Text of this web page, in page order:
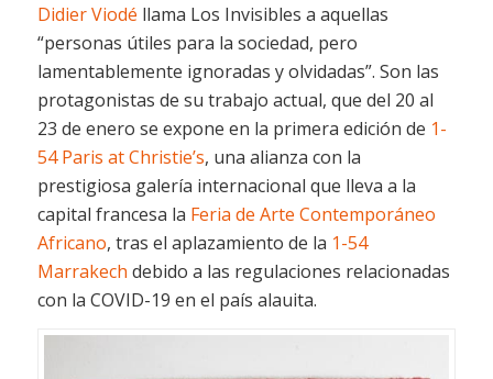
Didier Viodé llama Los Invisibles a aquellas
“personas útiles para la sociedad, pero
lamentablemente ignoradas y olvidadas”. Son las
protagonistas de su trabajo actual, que del 20 al
23 de enero se expone en la primera edición de 1-
54 Paris at Christie’s, una alianza con la
prestigiosa galería internacional que lleva a la
capital francesa la Feria de Arte Contemporáneo
Africano, tras el aplazamiento de la 1-54
Marrakech debido a las regulaciones relacionadas
con la COVID-19 en el país alauita.